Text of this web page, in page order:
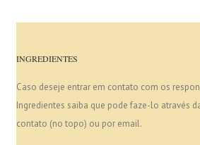
INGREDIENTES
Caso deseje entrar em contato com os
Ingredientes saiba que pode faze-lo através
contato (no topo) ou por email.